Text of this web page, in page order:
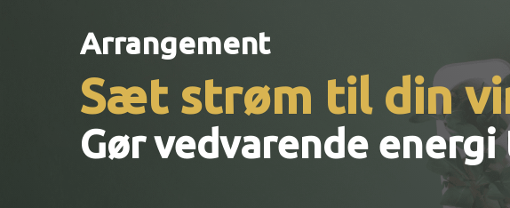
Arrangement
Sæt strøm til din
Gør vedvarende